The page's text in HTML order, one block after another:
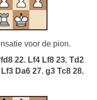
voor de pion.
22. Lf4 Lf8 23. Td2
Da6 27. g3 Tc8 28.